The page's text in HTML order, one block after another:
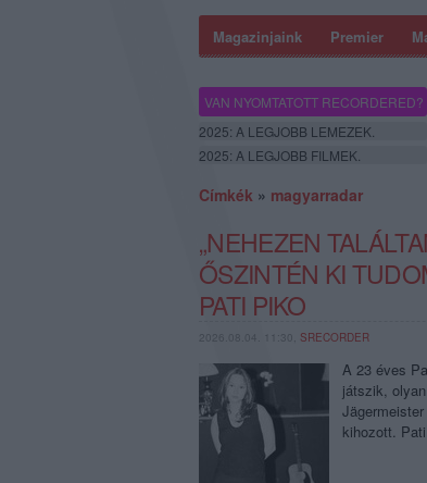
Magazinjaink Premier
VAN NYOMTATOTT RECORDERED?
2025: A LEGJOBB LEMEZEK.
2025: A LEGJOBB FILMEK.
Címkék » magyarradar
„NEHEZEN
ŐSZINTÉN KI
PATI PIKO
2026.08.04. 11:30, SRECORDER
A 23 éves
játszik,
kihozott.